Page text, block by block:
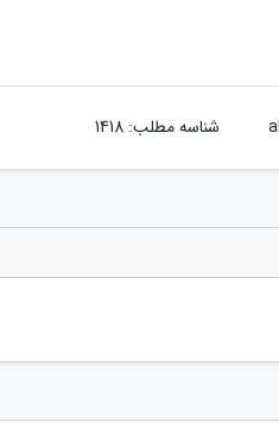
شناسه مطلب: 1418